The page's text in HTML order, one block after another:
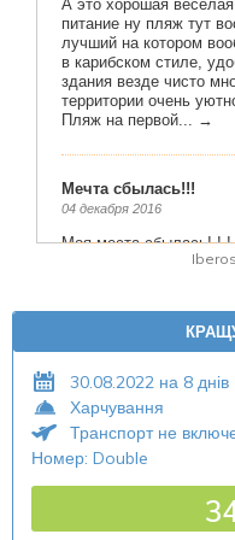
30.08.2022 на 8 днів
Харчування
Транспорт не
Номер: Double